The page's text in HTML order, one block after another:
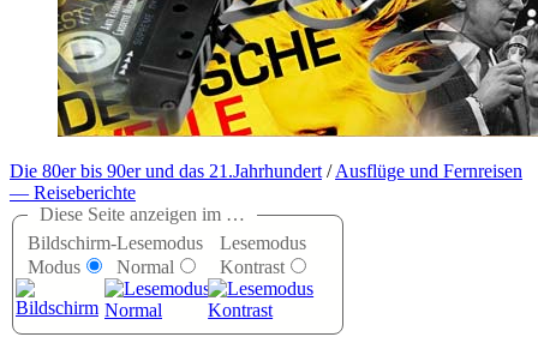
Die 80er bis 90er und das 21.Jahrhundert/Ausflüge und Fernreisen
— Reiseberichte
Diese Seite anzeigen im …
Bildschirm-
Modus
Lesemodus
Normal
Lesemodus
Kontrast